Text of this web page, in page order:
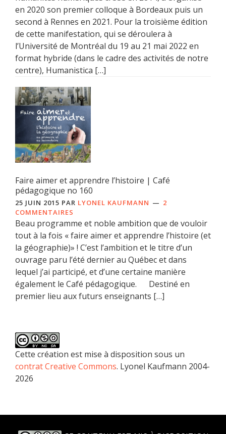
en 2020 son premier colloque à Bordeaux puis un
second à Rennes en 2021. Pour la troisième édition
de cette manifestation, qui se déroulera à
l’Université de Montréal du 19 au 21 mai 2022 en
format hybride (dans le cadre des activités de notre
centre), Humanistica […]
Faire aimer et apprendre l’histoire | Café
pédagogique no 160
25 JUIN 2015 PAR LYONEL KAUFMANN
2
COMMENTAIRES
Beau programme et noble ambition que de vouloir
tout à la fois « faire aimer et apprendre l’histoire (et
la géographie)» ! C’est l’ambition et le titre d’un
ouvrage paru l’été dernier au Québec et dans
lequel j’ai participé, et d’une certaine manière
également le Café pédagogique. Destiné en
premier lieu aux futurs enseignants […]
Cette création est mise à disposition sous un
contrat Creative Commons. Lyonel Kaufmann 2004-
2026